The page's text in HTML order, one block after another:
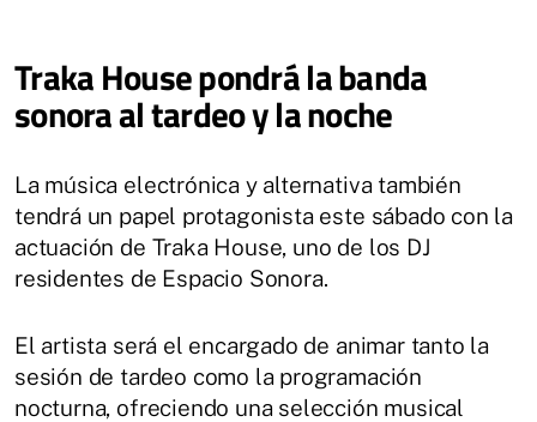
Traka House pondrá la banda
sonora al tardeo y la noche
La música electrónica y alternativa también
tendrá un papel protagonista este sábado con la
actuación de Traka House, uno de los DJ
residentes de Espacio Sonora.
El artista será el encargado de animar tanto la
sesión de tardeo como la programación
nocturna, ofreciendo una selección musical